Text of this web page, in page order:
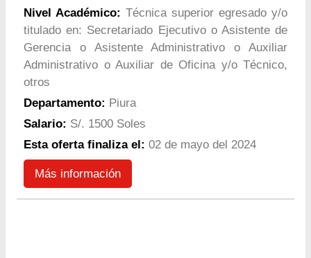
Nivel Académico: Técnica superior egresado y/o
titulado en: Secretariado Ejecutivo o Asistente de
Gerencia o Asistente Administrativo o Auxiliar
Administrativo o Auxiliar de Oficina y/o Técnico,
otros
Departamento: Piura
Salario: S/. 1500 Soles
Esta oferta finaliza el: 02 de mayo del 2024
Más información